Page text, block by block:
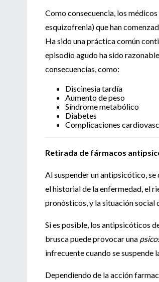
Como consecuencia, los
esquizofrenia) que han
Ha sido una práctica común
episodio agudo ha sido
consecuencias, como:
Discinesia tardía
Aumento de peso
Síndrome metabólico
Diabetes
Complicaciones
Retirada de fármacos
Al suspender un antipsicótico,
el historial de la enfermedad, el
pronósticos, y la situación social
Si es posible, los antipsicóticos
brusca puede provocar una
infrecuente cuando se
Dependiendo de la acción